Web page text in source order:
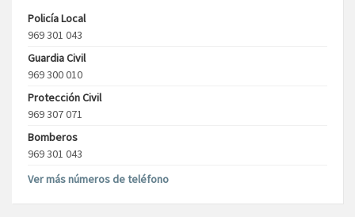
Policía Local
969 301 043
Guardia Civil
969 300 010
Protección Civil
969 307 071
Bomberos
969 301 043
Ver más números de teléfono